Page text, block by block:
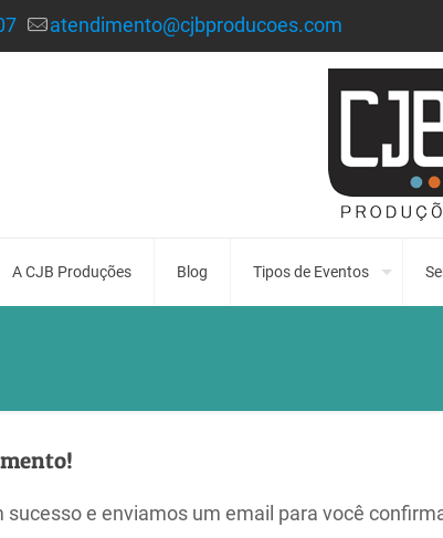
atendimento@cjbproducoes.com
A CJB Produções Blog Tipos de Eventos
e enviamos um email para você